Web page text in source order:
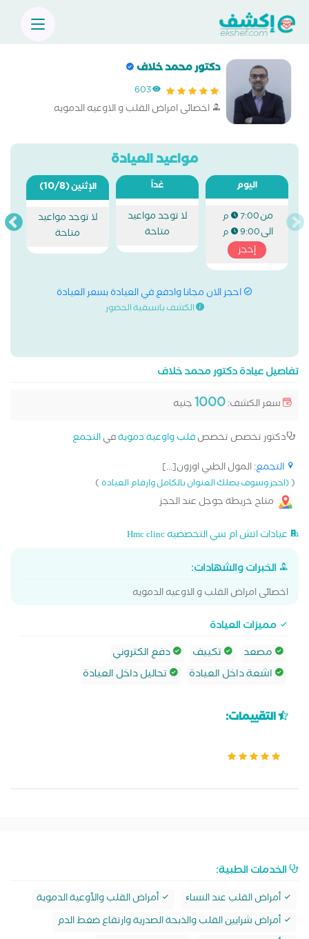
دكتور محمد خلاف
603
اخصائى امراض القلب و الاوعيه الدمويه
مواعيد العيادة
اليوم
من7:00 م
الى9:00 م
إحجز
غداً
لا توجد مواعيد
متاحة
الإثنين(10/8)
لا توجد مواعيد
متاحة
احجز الان مجانا وادفع في العيادة بسعر العيادة
الكشف باسبقية الحضور
تفاصيل عيادة دكتور محمد خلاف
سعر الكشف:1000جنيه
دكتور تخصص تخصصقلب واوعية دمويةفيالتجمع
التجمع: المول الطبي اوزون[...]
((احجز وسوف يصلك العنوان بالكامل وارقام العيادة)
متاح خريطة جوجل عند الحجز
عيادات اتش ام سي التخصصيه Hmc clinc
الخبرات والشهادات:
اخصائى امراض القلب و الاوعيه الدمويه
مميزات العيادة
مصعد
تكييف
دفع الكتروني
اشعة داخل العيادة
تحاليل داخل العيادة
التقييمات:
الخدمات الطبية:
أمراض القلب عند النساﺀ
أمراض القلب والأوعية الدموية
أمراض شرايين القلب والذبحة الصدرية وارتقاع ضغط الدم